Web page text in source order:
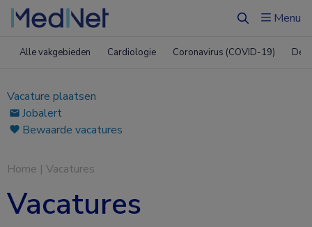
ZoekenMenu
Alle vakgebieden Cardiologie Coronavirus (COVID-19)
Vacature plaatsen
Jobalert
Bewaarde vacatures
Home | Vacatures
Vacatures